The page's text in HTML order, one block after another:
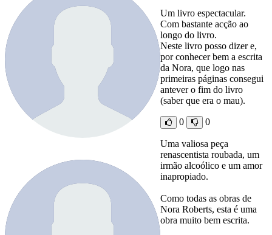
Um livro espectacular.
Com bastante acção ao
longo do livro.
Neste livro posso dizer e,
por conhecer bem a escrita
da Nora, que logo nas
primeiras páginas consegui
antever o fim do livro
(saber que era o mau).
0 0
Uma valiosa peça
renascentista roubada, um
irmão alcoólico e um amor
inapropiado.
Como todas as obras de
Nora Roberts, esta é uma
obra muito bem escrita.